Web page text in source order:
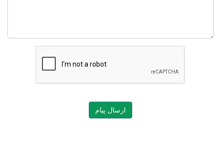
ارسال پیام